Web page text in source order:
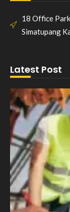
18 Office
Simatupang
Latest Post